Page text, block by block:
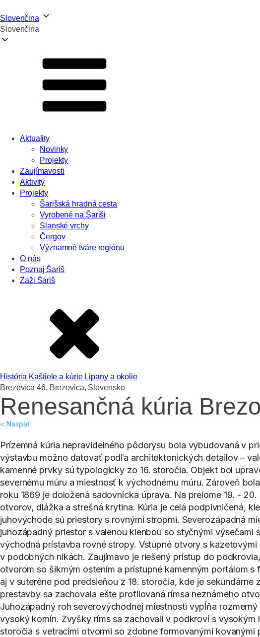
Slovenčina
Slovenčina
Aktuality
Novinky
Projekty
Zaujímavosti
Aktivity
Projekty
Šarišská hradná cesta
Vyrobené na Šariši
Slanské vrchy
Čergov
Významné tváre regiónu
O nás
Poznaj Šariš
Zaži Šariš
História Kaštiele a kúrie Lipany a okolie
Brezovica 46, Brezovica, Slovensko
Renesančná kúria
< Naspäť
Prízemná kúria nepravidelného pôdorysu bola vybudovaná v
výstavbu možno datovať podľa architektonických detailov –
kamenné prvky sú typologicky zo 16. storočia. Objekt bol
severnému múru a miestnosť k východnému múru. Zároveň
roku 1869 je doložená sadovnícka úprava. Na prelome 19. -
otvorov, dlážka a strešná krytina. Kúria je celá podpivničená,
juhovýchode sú priestory s rovnými stropmi. Severozápadná
juhozápadný priestor s valenou klenbou so styčnými
východná prístavba rovné stropy. Vstupné otvory s
v podobných nikách. Zaujímavo je riešený prístup do
otvorom so šikmým ostením a prístupné kamenným portálom
aj v suteréne pod predsieňou z 18. storočia, kde je
prestavby sa zachovala ešte profilovaná rímsa neznámeho
Juhozápadný roh severovýchodnej miestnosti vypĺňa
vysoký komín. Zvyšky ríms sa zachovali v podkroví s
storočia s vetracími otvormi so zdobne formovanými